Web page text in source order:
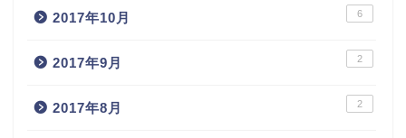
2017年10月 6
2017年9月 2
2017年8月 2